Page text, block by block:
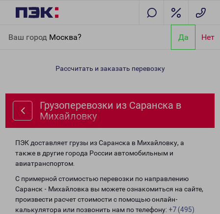
Ваш город Москва? Да Нет
Михайловку
Рассчитать и заказать перевозку
Грузоперевозки из Саранска в
Михайловку
ПЭК доставляет грузы из Саранска в Михайловку, а
также в другие города России автомобильным и
авиатранспортом.
С примерной стоимостью перевозки по направлению
Саранск - Михайловка вы можете ознакомиться на сайте,
произвести расчет стоимости с помощью онлайн-
калькулятора или позвонить нам по телефону: +7 (495)